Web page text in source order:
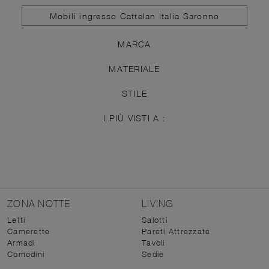
Mobili ingresso Cattelan Italia Saronno
MARCA
MATERIALE
STILE
I PIÙ VISTI A :
ZONA NOTTE
Letti
Camerette
Armadi
Comodini
LIVING
Salotti
Pareti Attrezzate
Tavoli
Sedie